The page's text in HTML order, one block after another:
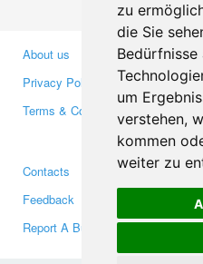
zu
die Sie
Bedürfnisse
um
verstehen,
kommen
weiter zu
About us
Privacy Policy
Terms & Conditions
Contacts
Feedback
Report A Bug